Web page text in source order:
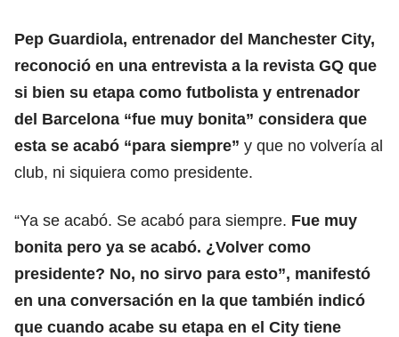
Pep Guardiola, entrenador del Manchester City,
reconoció en una entrevista a la revista GQ que
si bien su etapa como futbolista y entrenador
del Barcelona “fue muy bonita” considera que
esta se acabó “para siempre” y que no volvería al
club, ni siquiera como presidente.
“Ya se acabó. Se acabó para siempre. Fue muy
bonita pero ya se acabó. ¿Volver como
presidente? No, no sirvo para esto”, manifestó
en una conversación en la que también indicó
que cuando acabe su etapa en el City tiene